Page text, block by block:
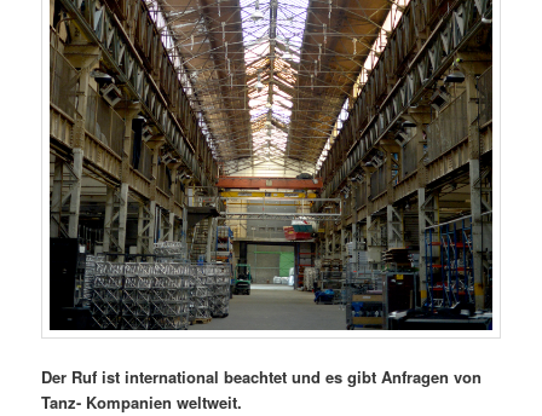
Der Ruf ist international beachtet und es gibt Anfragen von
Tanz- Kompanien weltweit.